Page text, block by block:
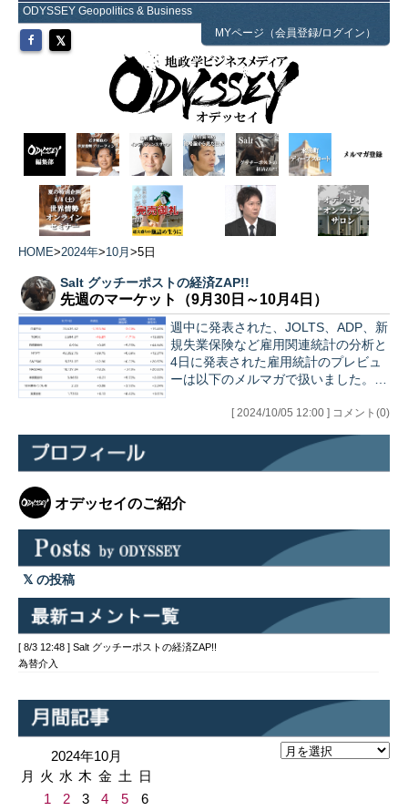
ODYSSEY Geopolitics & Business
MYページ（会員登録/ログイン）
HOME>2024年>10月 >5日
Salt グッチーポストの経済ZAP!!
先週のマーケット（9月30日～10月4日）
週中に発表された、JOLTS、ADP、新
規失業保険など雇用関連統計の分析と
4日に発表された雇用統計のプレビュ
ーは以下のメルマガで扱いました。ご
プレビュー（10/4） ●東証の定点観測[ 2024/10/05 12:00 ] コメント(0)
オデッセイのご紹介
の投稿
[ 8/3 12:48 ] Salt グッチーポストの経済ZAP!!
為替介入
2024年10月
月 火 水 木 金 土 日
1 2 3 4 5
6